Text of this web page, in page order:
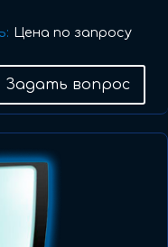
Цена по запросу
Задать вопрос